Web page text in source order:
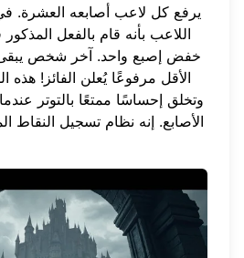
يرفع كل لاعب أصابعه العشرة.
اللاعب بأنه قام بالفعل
خفض إصبع واحد. آخر شخص يبقى
الأقل مرفوعًا يُعلن الفائز! هذه
وتخلق إحساسًا ممتعًا بالتوتر
الأصابع. إنه نظام تسجيل النقاط